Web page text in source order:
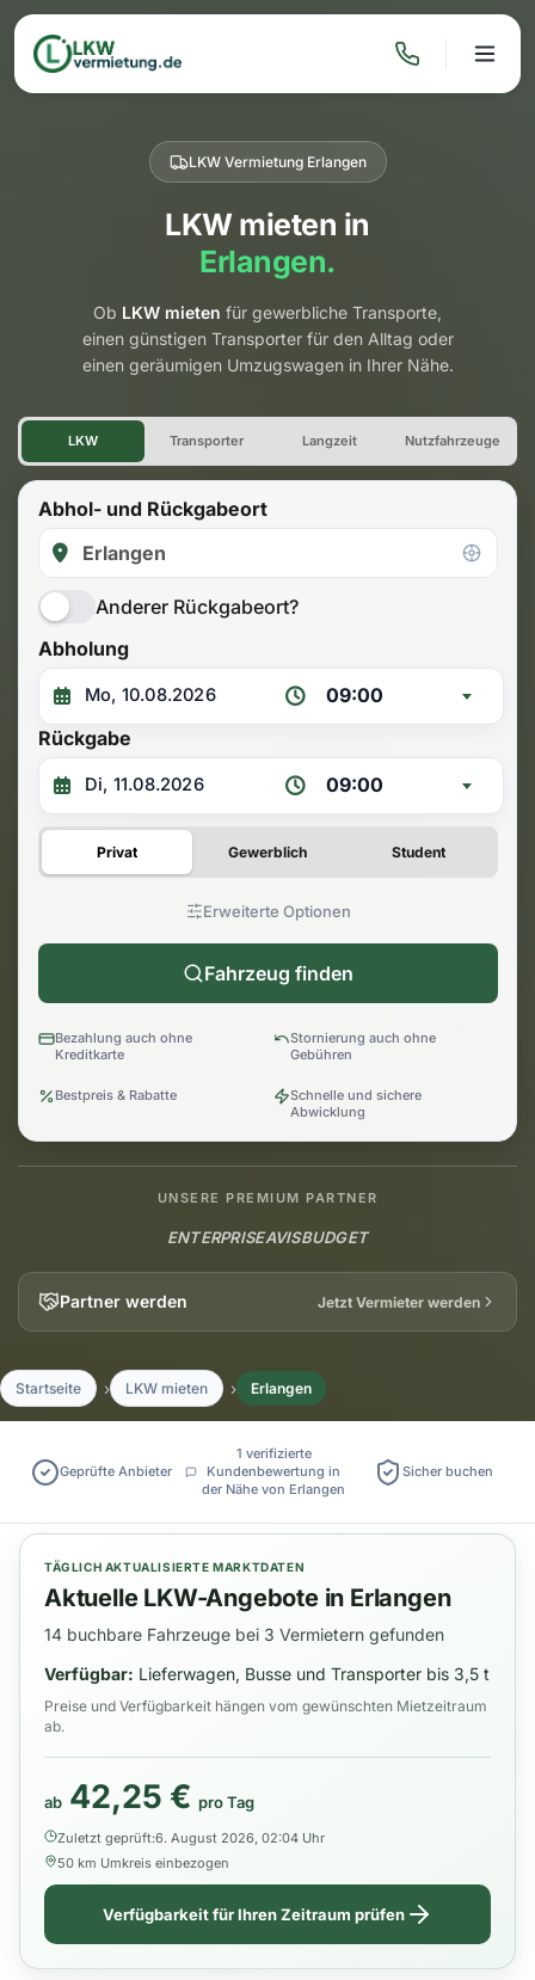
LKW Vermietung Erlangen
LKW mieten in
Erlangen.
Ob LKW mieten für gewerbliche Transporte,
einen günstigen Transporter für den Alltag oder
einen geräumigen Umzugswagen in Ihrer Nähe.
LKW Vermietung Erlangen
LKW Transporter Langzeit Nutzfahrzeuge
Abhol- und Rückgabeort
Anderer Rückgabeort?
Abholung
09:00
Rückgabe
09:00
Privat Gewerblich Student
Erweiterte Optionen
Fahrzeug finden
Bezahlung auch ohne
Kreditkarte
Stornierung auch ohne
Gebühren
Bestpreis & Rabatte
Schnelle und sichere
Abwicklung
UNSERE PREMIUM PARTNER
ENTERPRISEAVISBUDGET
Partner werden Jetzt Vermieter werden
Startseite LKW mieten Erlangen
Geprüfte Anbieter
1 verifizierte
Kundenbewertung in
der Nähe von Erlangen
Sicher buchen
TÄGLICH AKTUALISIERTE MARKTDATEN
Aktuelle LKW-Angebote in Erlangen
14 buchbare Fahrzeuge bei 3 Vermietern gefunden
Verfügbar: Lieferwagen, Busse und Transporter bis 3,5 t
Preise und Verfügbarkeit hängen vom gewünschten Mietzeitraum
ab.
ab 42,25 € pro Tag
Zuletzt geprüft:6. August 2026, 02:04 Uhr
50 km Umkreis einbezogen
Verfügbarkeit für Ihren Zeitraum prüfen